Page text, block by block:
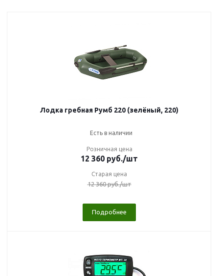
Лодка гребная Румб 220 (зелёный, 220)
Есть в наличии
Розничная цена
12 360 руб./шт
Старая цена
12 360руб./шт
Подробнее